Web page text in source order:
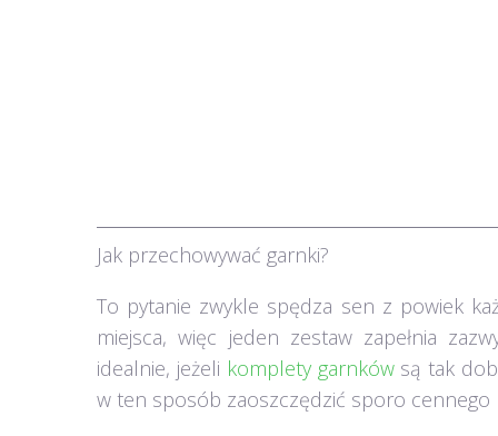
Jak przechowywać garnki?
To pytanie zwykle spędza sen z powiek
miejsca, więc jeden zestaw zapełnia
idealnie, jeżeli komplety garnkówsą tak
w ten sposób zaoszczędzić sporo cennego